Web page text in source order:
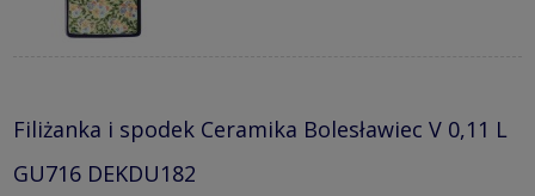
Filiżanka i spodek Ceramika Bolesławiec V 0,11 L
GU716 DEKDU182